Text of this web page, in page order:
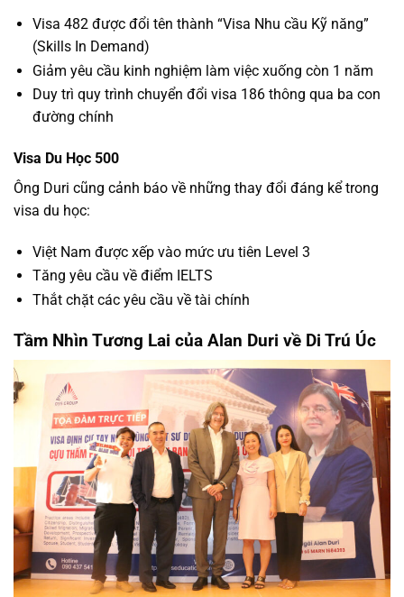
Visa 482 được đổi tên thành “Visa Nhu cầu Kỹ năng”
(Skills In Demand)
Giảm yêu cầu kinh nghiệm làm việc xuống còn 1 năm
Duy trì quy trình chuyển đổi visa 186 thông qua ba con
đường chính
Visa Du Học 500
Ông Duri cũng cảnh báo về những thay đổi đáng kể trong
visa du học:
Việt Nam được xếp vào mức ưu tiên Level 3
Tăng yêu cầu về điểm IELTS
Thắt chặt các yêu cầu về tài chính
Tầm Nhìn Tương Lai của Alan Duri về Di Trú Úc